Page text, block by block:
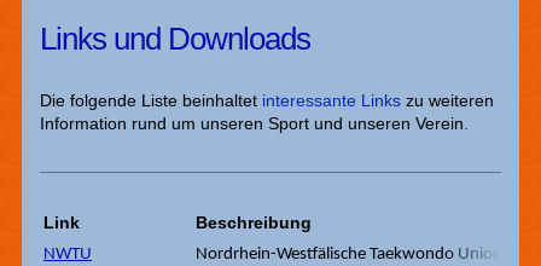
Links und Downloads
Die folgende Liste beinhaltet interessante Links zu weiteren
Information rund um unseren Sport und unseren Verein
Link Beschreibung
NWTU
Nordrhein-Westfälische Taekwondo Union